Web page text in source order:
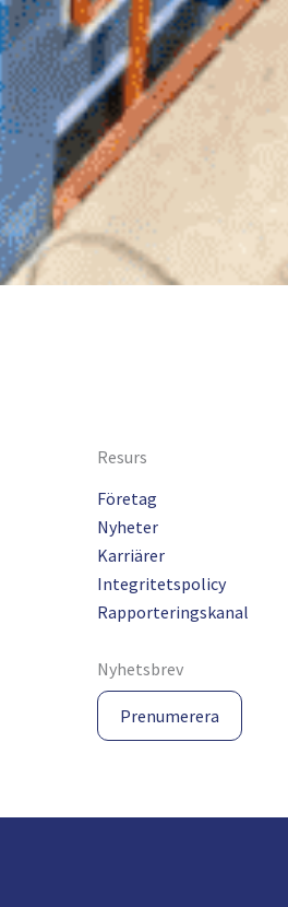
Resurs
Företag
Nyheter
Karriärer
Integritetspolicy
Rapporteringskanal
Nyhetsbrev
Prenumerera